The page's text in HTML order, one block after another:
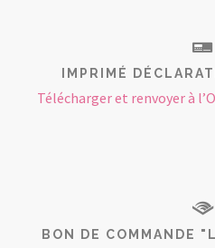
IMPRIMÉ
Télécharger et renvoyer à
BON DE COMMANDE